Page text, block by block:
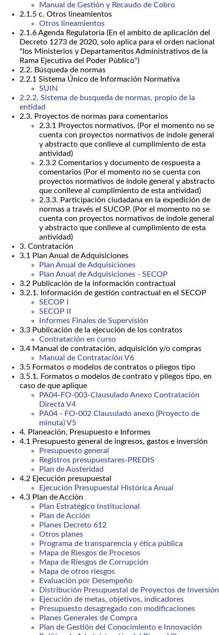
Manual de Gestión y Recaudo de Cobro
2.1.5 c. Otros lineamientos
Otros lineamientos
2.1.6 Agenda Regulatoria (En el ambito de aplicación del
Decreto 1273 de 2020, solo aplica para el orden nacional
"los Ministerios y Departamentos Administrativos de la
Rama Ejecutiva del Poder Público")
2.2. Búsqueda de normas
2.2.1 Sistema Único de Información Normativa
SUIN
2.2.2. Sistema de busqueda de normas, propio de la
entidad
2.3. Proyectos de normas para comentarios
2.3.1 Proyectos normativos. (Por el momento no se
cuenta con proyectos normativos de índole general
y abstracto que conlleve al cumplimiento de esta
antividad)
2.3.2 Comentarios y documento de respuesta a
comentarios (Por el momento no se cuenta con
proyectos normativos de índole general y abstracto
que conlleve al cumplimiento de esta antividad)
2.3.3. Participación ciudadana en la expedición de
normas a través el SUCOP. (Por el momento no se
cuenta con proyectos normativos de índole general
y abstracto que conlleve al cumplimiento de esta
antividad)
3. Contratación
3.1 Plan Anual de Adquisiciones
Plan Anual de Adquisiciones
Plan Anual de Adquisiciones - SECOP
3.2 Publicación de la información contractual
3.2.1. Información de gestión contractual en el SECOP
SECOP I
SECOP II
Informes Finales de Supervisión
3.3 Publicación de la ejecución de los contratos
Contratación en curso
3.4 Manual de contratación, adquisición y/o compras
Manual de Contratación V6
3.5 Formatos o modelos de contratos o pliegos tipo
3.5.1. Formatos o modelos de contrato y pliegos tipo, en
caso de que aplique
PA04-FO-003-Clausulado Anexo Contratación
Directa V4
PA04 - FO-002 Clausulado anexo (Proyecto de
minuta) V5
4. Planeación, Presupuesto e Informes
4.1 Presupuesto general de ingresos, gastos e inversión
Presupuesto general
Registros presupuestares-PREDIS
Plan de Austeridad
4.2 Ejecución presupuestal
Ejecución Presupuestal Histórica Anual
4.3 Plan de Acción
Plan Estratégico Institucional
Plan de Acción
Planes Decreto 612
Otros planes
Programa de transparencia y ética pública
Mapa de Riesgos de Procesos
Mapa de Riesgos de Corrupción
Mapa de otros riesgos
Evaluación por Desempeño
Distribución Presupuestal de Proyectos de Inversión
Ejecución de metas, objetivos, indicadores
Presupuesto desagregado con modificaciones
Planes Generales de Compra
Plan de Gestión del Conocimiento e Innovación